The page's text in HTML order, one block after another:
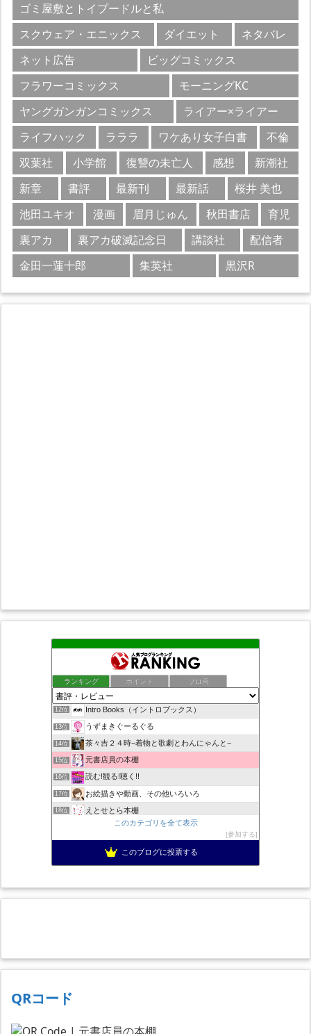
ゴミ屋敷とトイプードルと私
スクウェア・エニックス
ダイエット
ネタバレ
ネット広告
ビッグコミックス
フラワーコミックス
モーニングKC
ヤングガンガンコミックス
ライアー×ライアー
ライフハック
ラララ ワケあり女子白書
不倫
双葉社
小学館 復讐の未亡人 感想
新潮社
新章
書評 最新刊 最新話
桜井 美也
池田ユキオ
漫画 眉月じゅん 秋田書店
育児
裏アカ
裏アカ破滅記念日 講談社
配信者
金田一蓮十郎
集英社 黒沢R
ランキング ポイント ブロ画
ちばらぎの歴史や話題 千葉ロッテと本レビュー
10位 人生に失敗しないために！ - らいあんの独り言
11位 また、本の話をしてる
12位 Intro Books（イントロブックス）
13位 うずまきぐーるぐる
14位 茶々吉２４時−着物と歌劇とわんにゃんと−
15位 元書店員の本棚
16位 読む!観る!聴く!!
17位 お絵描きや動画、その他いろいろ
18位 えとせとら本棚
色んな本と、色んな料理
このカテゴリを全て表示
参加する
このブログに投票する
QRコード